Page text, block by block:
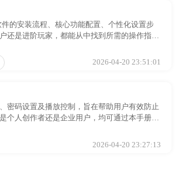
的安装流程、核心功能配置、个性化设置步
还是进阶玩家，都能从中找到所需的操作指
2026-04-20 23:51:01
密码设置及播放控制，旨在帮助用户有效防止
个人创作者还是企业用户，均可通过本手册快
2026-04-20 23:27:13